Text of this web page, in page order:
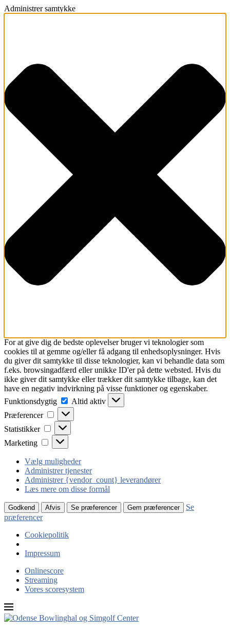
Administrer samtykke
For at give dig de bedste oplevelser bruger vi teknologier som
cookies til at gemme og/eller få adgang til enhedsoplysninger. Hvis
du giver dit samtykke til disse teknologier, kan vi behandle data som
f.eks. browsingadfærd eller unikke ID'er på dette websted. Hvis du
ikke giver dit samtykke eller trækker dit samtykke tilbage, kan det
have en negativ indvirkning på visse funktioner og egenskaber.
Funktionsdygtig
Funktionsdygtig
Altid aktiv
Præferencer
Præferencer
Statistikker Statistikker
Marketing Marketing
Vælg muligheder
Administrer tjenester
Administrer {vendor_count} leverandører
Læs mere om disse formål
Godkend Afvis Se præferencer Gem præferencer
Se
præferencer
Cookiepolitik
Impressum
Onlinescore
Streaming
Vores scoresystem